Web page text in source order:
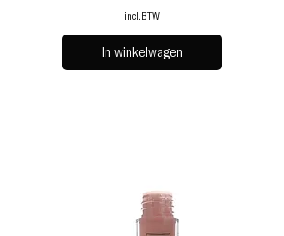
incl.BTW
In winkelwagen